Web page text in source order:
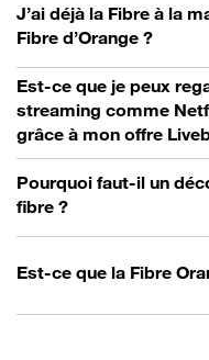
J’ai déjà la Fibre à la
Fibre d’Orange ?
Est-ce que je peux
streaming comme
grâce à mon offre
Pourquoi faut-il un
fibre ?
Est-ce que la Fibre